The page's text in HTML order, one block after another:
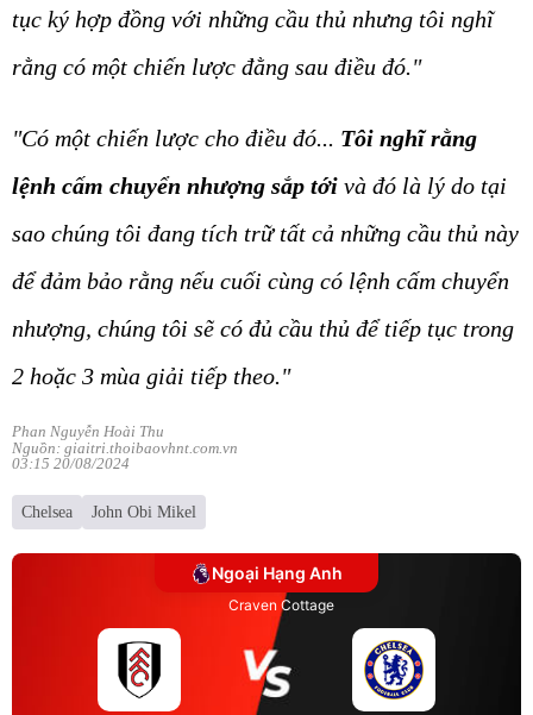
tục ký hợp đồng với những cầu thủ nhưng tôi nghĩ
rằng có một chiến lược đằng sau điều đó."
"Có một chiến lược cho điều đó... Tôi nghĩ rằng
lệnh cấm chuyển nhượng sắp tới và đó là lý do tại
sao chúng tôi đang tích trữ tất cả những cầu thủ này
để đảm bảo rằng nếu cuối cùng có lệnh cấm chuyển
nhượng, chúng tôi sẽ có đủ cầu thủ để tiếp tục trong
2 hoặc 3 mùa giải tiếp theo."
Phan Nguyễn Hoài Thu
Nguồn: giaitri.thoibaovhnt.com.vn
03:15 20/08/2024
Chelsea John Obi Mikel
Ngoại Hạng Anh
Craven Cottage